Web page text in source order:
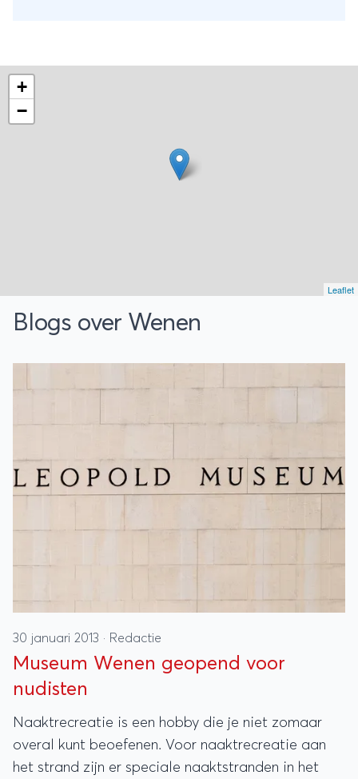
+
−
Leaflet
Blogs over Wenen
30 januari 2013 · Redactie
Museum Wenen geopend voor
nudisten
Naaktrecreatie is een hobby die je niet zomaar
overal kunt beoefenen. Voor naaktrecreatie aan
het strand zijn er speciale naaktstranden in het